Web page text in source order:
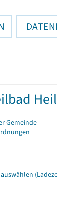
Gemeinde
auswählen